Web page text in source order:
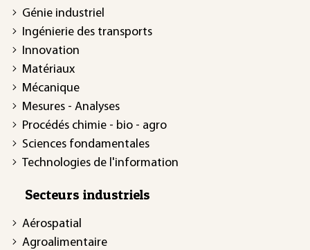
Génie industriel
Ingénierie des transports
Innovation
Matériaux
Mécanique
Mesures - Analyses
Procédés chimie - bio - agro
Sciences fondamentales
Technologies de l'information
Secteurs industriels
Aérospatial
Agroalimentaire